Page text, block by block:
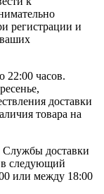
регистрации и
22:00 часов.
доставки
товара на
Службы доставки
в следующий
или между 18:00